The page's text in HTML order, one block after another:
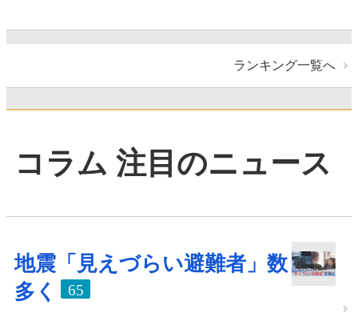
ランキング一覧へ
コラム 注目のニュース
地震「見えづらい避難者」数
多く
65